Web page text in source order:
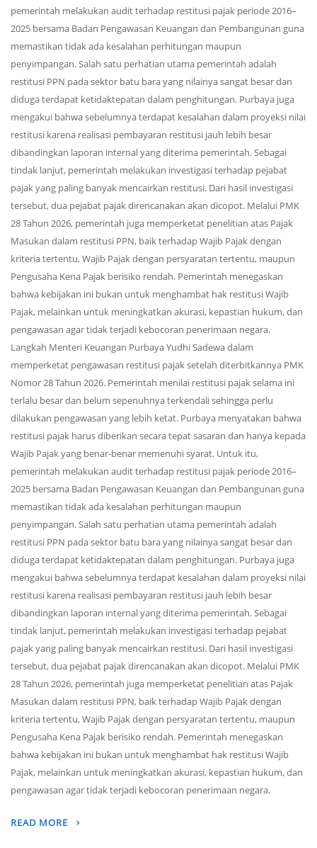
pemerintah melakukan audit terhadap restitusi pajak periode 2016–
2025 bersama Badan Pengawasan Keuangan dan Pembangunan guna
memastikan tidak ada kesalahan perhitungan maupun
penyimpangan. Salah satu perhatian utama pemerintah adalah
restitusi PPN pada sektor batu bara yang nilainya sangat besar dan
diduga terdapat ketidaktepatan dalam penghitungan. Purbaya juga
mengakui bahwa sebelumnya terdapat kesalahan dalam proyeksi nilai
restitusi karena realisasi pembayaran restitusi jauh lebih besar
dibandingkan laporan internal yang diterima pemerintah. Sebagai
tindak lanjut, pemerintah melakukan investigasi terhadap pejabat
pajak yang paling banyak mencairkan restitusi. Dari hasil investigasi
tersebut, dua pejabat pajak direncanakan akan dicopot. Melalui PMK
28 Tahun 2026, pemerintah juga memperketat penelitian atas Pajak
Masukan dalam restitusi PPN, baik terhadap Wajib Pajak dengan
kriteria tertentu, Wajib Pajak dengan persyaratan tertentu, maupun
Pengusaha Kena Pajak berisiko rendah. Pemerintah menegaskan
bahwa kebijakan ini bukan untuk menghambat hak restitusi Wajib
Pajak, melainkan untuk meningkatkan akurasi, kepastian hukum, dan
pengawasan agar tidak terjadi kebocoran penerimaan negara.
Langkah Menteri Keuangan Purbaya Yudhi Sadewa dalam
memperketat pengawasan restitusi pajak setelah diterbitkannya PMK
Nomor 28 Tahun 2026. Pemerintah menilai restitusi pajak selama ini
terlalu besar dan belum sepenuhnya terkendali sehingga perlu
dilakukan pengawasan yang lebih ketat. Purbaya menyatakan bahwa
restitusi pajak harus diberikan secara tepat sasaran dan hanya kepada
Wajib Pajak yang benar-benar memenuhi syarat. Untuk itu,
pemerintah melakukan audit terhadap restitusi pajak periode 2016–
2025 bersama Badan Pengawasan Keuangan dan Pembangunan guna
memastikan tidak ada kesalahan perhitungan maupun
penyimpangan. Salah satu perhatian utama pemerintah adalah
restitusi PPN pada sektor batu bara yang nilainya sangat besar dan
diduga terdapat ketidaktepatan dalam penghitungan. Purbaya juga
mengakui bahwa sebelumnya terdapat kesalahan dalam proyeksi nilai
restitusi karena realisasi pembayaran restitusi jauh lebih besar
dibandingkan laporan internal yang diterima pemerintah. Sebagai
tindak lanjut, pemerintah melakukan investigasi terhadap pejabat
pajak yang paling banyak mencairkan restitusi. Dari hasil investigasi
tersebut, dua pejabat pajak direncanakan akan dicopot. Melalui PMK
28 Tahun 2026, pemerintah juga memperketat penelitian atas Pajak
Masukan dalam restitusi PPN, baik terhadap Wajib Pajak dengan
kriteria tertentu, Wajib Pajak dengan persyaratan tertentu, maupun
Pengusaha Kena Pajak berisiko rendah. Pemerintah menegaskan
bahwa kebijakan ini bukan untuk menghambat hak restitusi Wajib
Pajak, melainkan untuk meningkatkan akurasi, kepastian hukum, dan
pengawasan agar tidak terjadi kebocoran penerimaan negara.
READ MORE